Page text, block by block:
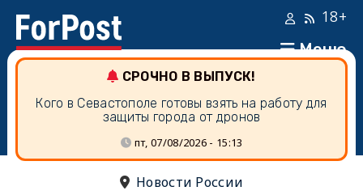
Меню
18+
СРОЧНО В ВЫПУСК!
Кого в Севастополе готовы взять на работу для
защиты города от дронов
пт, 07/08/2026 - 15:13
Новости России